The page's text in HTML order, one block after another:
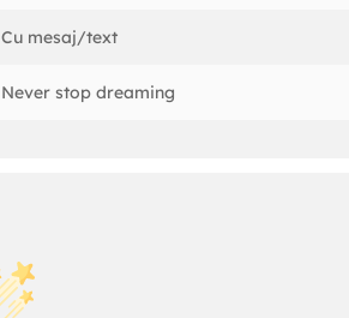
Cu mesaj/text
Never stop dreaming